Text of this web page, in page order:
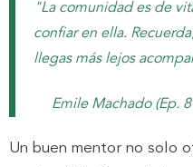
"La comunidad es de
confiar en ella.
llegas más lejos
Emile Machado (Ep.
Un buen mentor no solo